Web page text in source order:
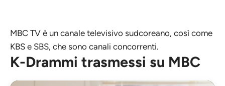
MBC TV è un canale televisivo sudcoreano, così come
KBS e SBS, che sono canali concorrenti.
K-Drammi trasmessi su MBC